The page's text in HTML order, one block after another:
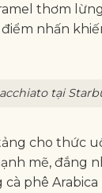
thơm
nhấn
tại
cho thức
mẽ, đắng
phê